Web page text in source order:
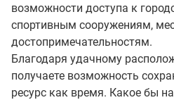
возможности доступа к
спортивным сооружениям,
достопримечательностям.
Благодаря удачному
получаете возможность
ресурс как время. Какое бы